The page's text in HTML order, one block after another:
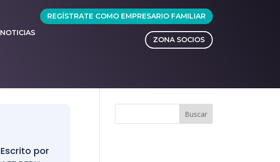
REGÍSTRATE COMO EMPRESARIO FAMILIAR
ZONA SOCIOS
NOTICIAS
Escrito por
Buscar